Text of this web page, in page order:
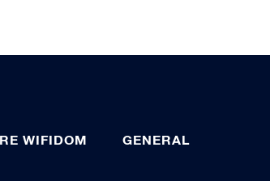
WIFIDOM GENERAL